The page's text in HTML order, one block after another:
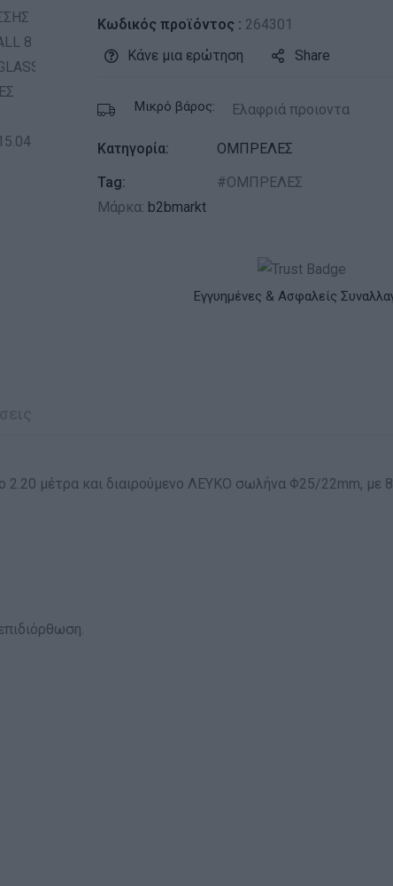
Κωδικός προϊόντος : 264301
Κάνε μια ερώτηση
Share
Μικρό βάρος: Ελαφριά προιοντα
Κατηγορία:
ΟΜΠΡΕΛΕΣ
Tag:
ΟΜΠΡΕΛΕΣ
Μάρκα: b2bmarkt
Εγγυημένες & Ασφαλείς
μέτρα και διαιρούμενο ΛΕΥΚΟ σωλήνα Φ25/22mm, με 8